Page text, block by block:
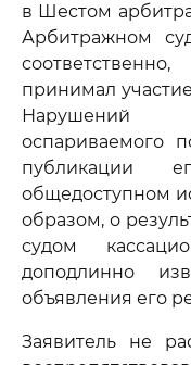
в Шестом
Арбитражном
принимал
Нарушений
оспариваемого
публикации
общедоступном
образом, о
судом
доподлинно
объявления его
Заявитель не